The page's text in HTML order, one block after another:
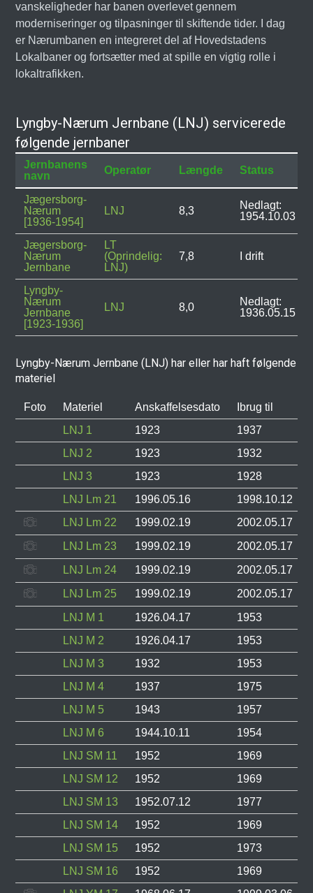
vanskeligheder har banen overlevet gennem
moderniseringer og tilpasninger til skiftende tider. I dag
er Nærumbanen en integreret del af Hovedstadens
Lokalbaner og fortsætter med at spille en vigtig rolle i
lokaltrafikken.
Lyngby-Nærum Jernbane (LNJ) servicerede
følgende jernbaner
Jernbanens
navn
Operatør Længde Status
Jægersborg-
Nærum
[1936-1954]
LNJ 8,3
Nedlagt:
1954.10.03
Jægersborg-
Nærum
Jernbane
LT
(Oprindelig:
LNJ)
7,8 I drift
Lyngby-
Nærum
Jernbane
[1923-1936]
LNJ 8,0
Nedlagt:
1936.05.15
Lyngby-Nærum Jernbane (LNJ) har eller har haft følgende
materiel
Foto Materiel Anskaffelsesdato
Ibrug til
LNJ 1
1923
1937
LNJ 2
1923
1932
LNJ 3
1923
1928
LNJ Lm 21
1996.05.16
1998.10.12
LNJ Lm 22
1999.02.19
2002.05.17
LNJ Lm 23
1999.02.19
2002.05.17
LNJ Lm 24
1999.02.19
2002.05.17
LNJ Lm 25
1999.02.19
2002.05.17
LNJ M 1
1926.04.17
1953
LNJ M 2
1926.04.17
1953
LNJ M 3
1932
1953
LNJ M 4
1937
1975
LNJ M 5
1943
1957
LNJ M 6
1944.10.11
1954
LNJ SM 11
1952
1969
LNJ SM 12
1952
1969
LNJ SM 13
1952.07.12
1977
LNJ SM 14
1952
1969
LNJ SM 15
1952
1973
LNJ SM 16
1952
1969